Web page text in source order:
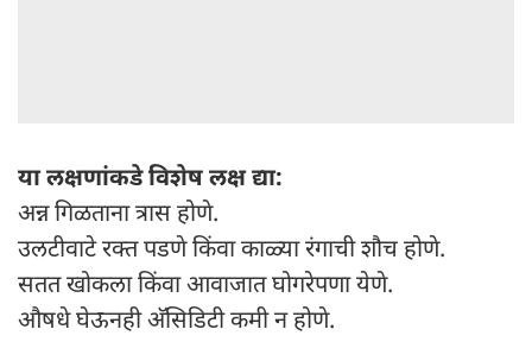
या लक्षणांकडे विशेष लक्ष द्या:
अन्न गिळताना त्रास होणे.
उलटीवाटे रक्त पडणे किंवा काळ्या रंगाची शौच होणे.
सतत खोकला किंवा आवाजात घोगरेपणा येणे.
औषधे घेऊनही अ‍ॅसिडिटी कमी न होणे.